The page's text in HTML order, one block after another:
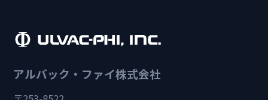
アルバック・ファイ株式会社